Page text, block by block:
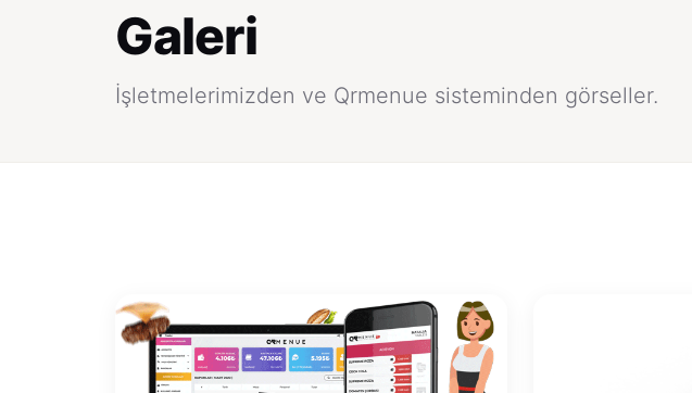
Galeri
İşletmelerimizden ve Qrmenue sisteminden görseller.